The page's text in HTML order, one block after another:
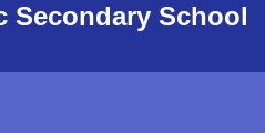
Secondary School